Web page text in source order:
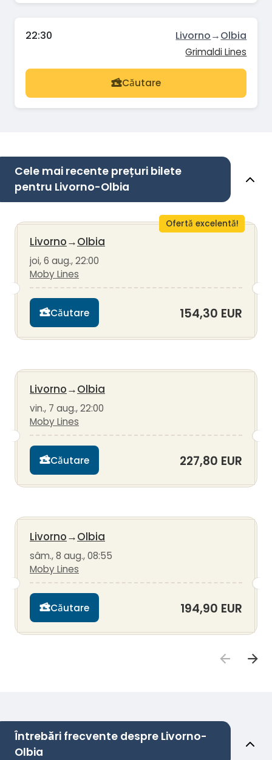
22:30 Livorno→Olbia
Grimaldi Lines
Căutare
Cele mai recente prețuri bilete
pentru Livorno-Olbia
Ofertă excelentă!
Livorno→Olbia
joi, 6 aug., 22:00
Moby Lines
Căutare 154,30 EUR
Livorno→Olbia
vin., 7 aug., 22:00
Moby Lines
Căutare 227,80 EUR
Livorno→Olbia
sâm., 8 aug., 08:55
Moby Lines
Căutare 194,90 EUR
Întrebări frecvente despre Livorno-
Olbia